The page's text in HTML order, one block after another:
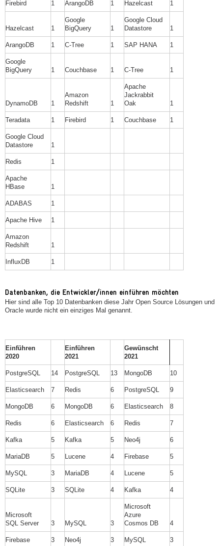
Firebird 1 ArangoDB 1 Hazelcast 1
Hazelcast 1
Google
BigQuery
1
Google Cloud
Datastore
1
ArangoDB 1 C-Tree 1 SAP HANA 1
Google
BigQuery
1 Couchbase 1 C-Tree 1
DynamoDB 1
Amazon
Redshift
1
Apache
Jackrabbit
Oak
1
Teradata 1 Firebird 1 Couchbase 1
Google Cloud
Datastore
1
Redis 1
Apache
HBase
1
ADABAS 1
Apache Hive 1
Amazon
Redshift
1
InfluxDB 1
Datenbanken, die Entwickler/innen einführen möchten
Hier sind alle Top 10 Datenbanken diese Jahr Open Source Lösungen und
Oracle wurde nicht ein einziges Mal genannt.
Einführen
2020
Einführen
2021
Gewünscht
2021
PostgreSQL 14 PostgreSQL 13 MongoDB 10
Elasticsearch 7 Redis 6 PostgreSQL 9
MongoDB 6 MongoDB 6 Elasticsearch 8
Redis 6 Elasticsearch 6 Redis 7
Kafka 5 Kafka 5 Neo4j 6
MariaDB 5 Lucene 4 Firebase 5
MySQL 3 MariaDB 4 Lucene 5
SQLite 3 SQLite 4 Kafka 4
Microsoft
SQL Server
3 MySQL 3
Microsoft
Azure
Cosmos DB
4
Firebase 3 Neo4j 3 MySQL 3